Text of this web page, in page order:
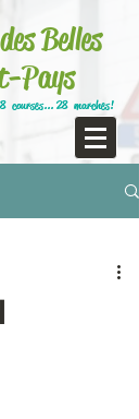
Belles
Pays
courses... 28 marches!